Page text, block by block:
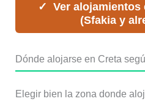
Ver alojamientos
(Sfakia y
Dónde alojarse en Creta
Elegir bien la zona donde